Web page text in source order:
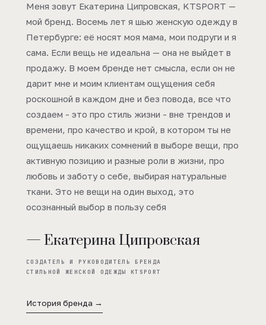
Меня зовут Екатерина Ципровская, KTSPORT —
мой бренд. Восемь лет я шью женскую одежду в
Петербурге: её носят моя мама, мои подруги и я
сама. Если вещь не идеальна — она не выйдет в
продажу. В моем бренде нет смысла, если он не
дарит мне и моим клиентам ощущения себя
роскошной в каждом дне и без повода, все что
создаем - это про стиль жизни - вне трендов и
времени, про качество и крой, в котором ты не
ощущаешь никаких сомнений в выборе вещи, про
активную позицию и разные роли в жизни, про
любовь и заботу о себе, выбирая натуральные
ткани. Это не вещи на один выход, это
осознанный выбор в пользу себя
— Екатерина Ципровская
СОЗДАТЕЛЬ И РУКОВОДИТЕЛЬ БРЕНДА
СТИЛЬНОЙ ЖЕНСКОЙ ОДЕЖДЫ KTSPORT
История бренда →